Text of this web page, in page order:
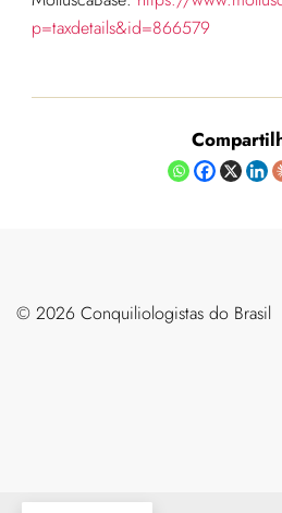
p=taxdetails&id=866579
©️ 2026 Conquiliologistas do Brasil